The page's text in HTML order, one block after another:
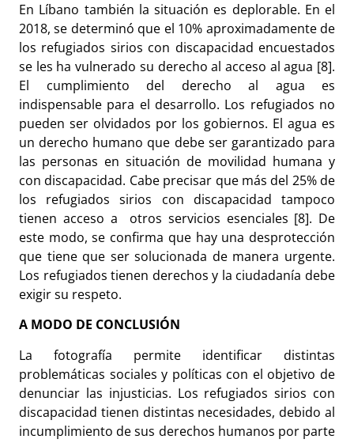
En Líbano también la situación es deplorable. En el
2018, se determinó que el 10% aproximadamente de
los refugiados sirios con discapacidad encuestados
se les ha vulnerado su derecho al acceso al agua [8].
El cumplimiento del derecho al agua es
indispensable para el desarrollo. Los refugiados no
pueden ser olvidados por los gobiernos. El agua es
un derecho humano que debe ser garantizado para
las personas en situación de movilidad humana y
con discapacidad. Cabe precisar que más del 25% de
los refugiados sirios con discapacidad tampoco
tienen acceso a otros servicios esenciales [8]. De
este modo, se confirma que hay una desprotección
que tiene que ser solucionada de manera urgente.
Los refugiados tienen derechos y la ciudadanía debe
exigir su respeto.
A MODO DE CONCLUSIÓN
La fotografía permite identificar distintas
problemáticas sociales y políticas con el objetivo de
denunciar las injusticias. Los refugiados sirios con
discapacidad tienen distintas necesidades, debido al
incumplimiento de sus derechos humanos por parte